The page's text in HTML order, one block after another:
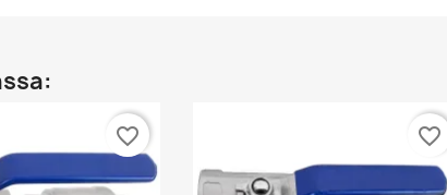
favorite_border favorite_border